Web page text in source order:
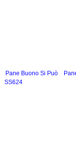
Pane Buono Si Può
SS624